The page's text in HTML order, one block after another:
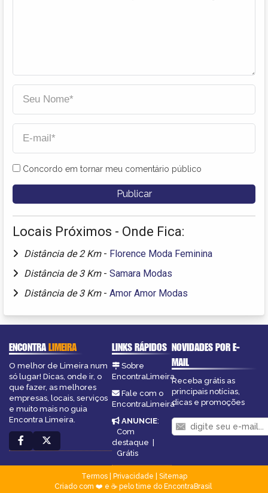
Concordo em tornar meu comentário público
Locais Próximos - Onde Fica:
Distância de 2 Km - Florence Moda Feminina
Distância de 3 Km - Samara Modas
Distância de 3 Km - Amor Amor Modas
ENCONTRALIMEIRA
O melhor de Limeira num
só lugar! Dicas, onde ir, o
que fazer, as melhores
empresas, locais, serviços
e muito mais no guia
Encontra Limeira.
LINKS RÁPIDOS
Sobre
EncontraLimeira
Fale com o
EncontraLimeira
ANUNCIE:
Com
destaque |
Grátis
NOVIDADES POR E-
MAIL
Receba grátis as
principais notícias,
dicas e promoções
Termos| Privacidade
Sitemap
Criado com ❤️ e ☕ pelo time do EncontraBrasil